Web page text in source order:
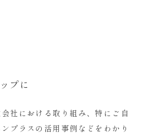
プに
社における取り組み、特にご自
プラスの活用事例などをわかり